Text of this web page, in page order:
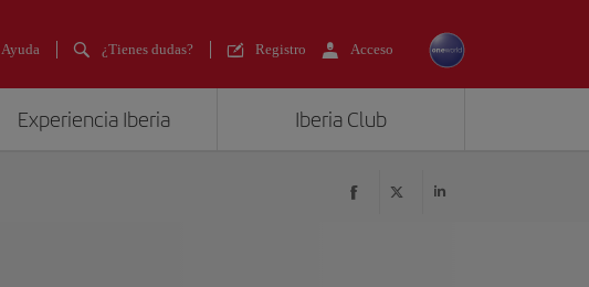
Ayuda ¿Tienes dudas? Registro Acceso
Experiencia Iberia Iberia Club